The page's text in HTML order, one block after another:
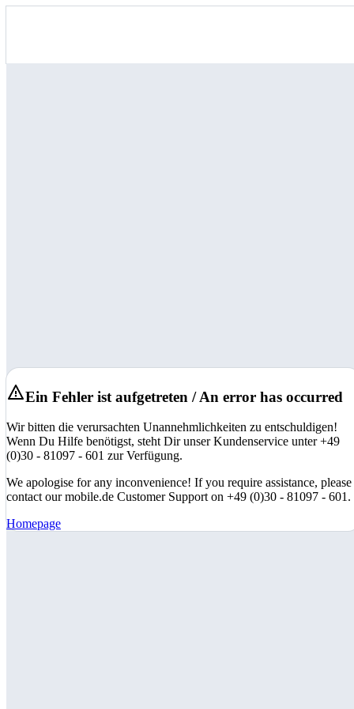
Ein Fehler ist aufgetreten / An error has occurred
Wir bitten die verursachten Unannehmlichkeiten zu entschuldigen!
Wenn Du Hilfe benötigst, steht Dir unser Kundenservice unter +49
(0)30 - 81097 - 601 zur Verfügung.
We apologise for any inconvenience! If you require assistance, please
contact our mobile.de Customer Support on +49 (0)30 - 81097 - 601.
Homepage